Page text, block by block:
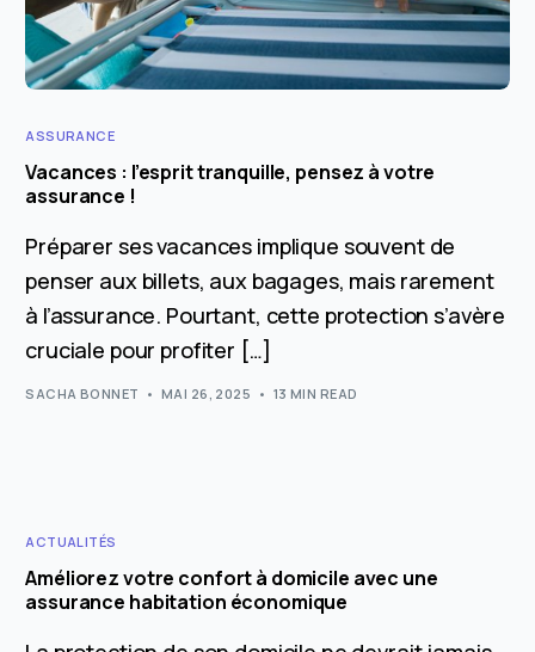
ASSURANCE
Vacances : l’esprit tranquille, pensez à votre
assurance !
Préparer ses vacances implique souvent de
penser aux billets, aux bagages, mais rarement
à l’assurance. Pourtant, cette protection s’avère
cruciale pour profiter […]
SACHA BONNET MAI 26, 2025 13 MIN READ
ACTUALITÉS
Améliorez votre confort à domicile avec une
assurance habitation économique